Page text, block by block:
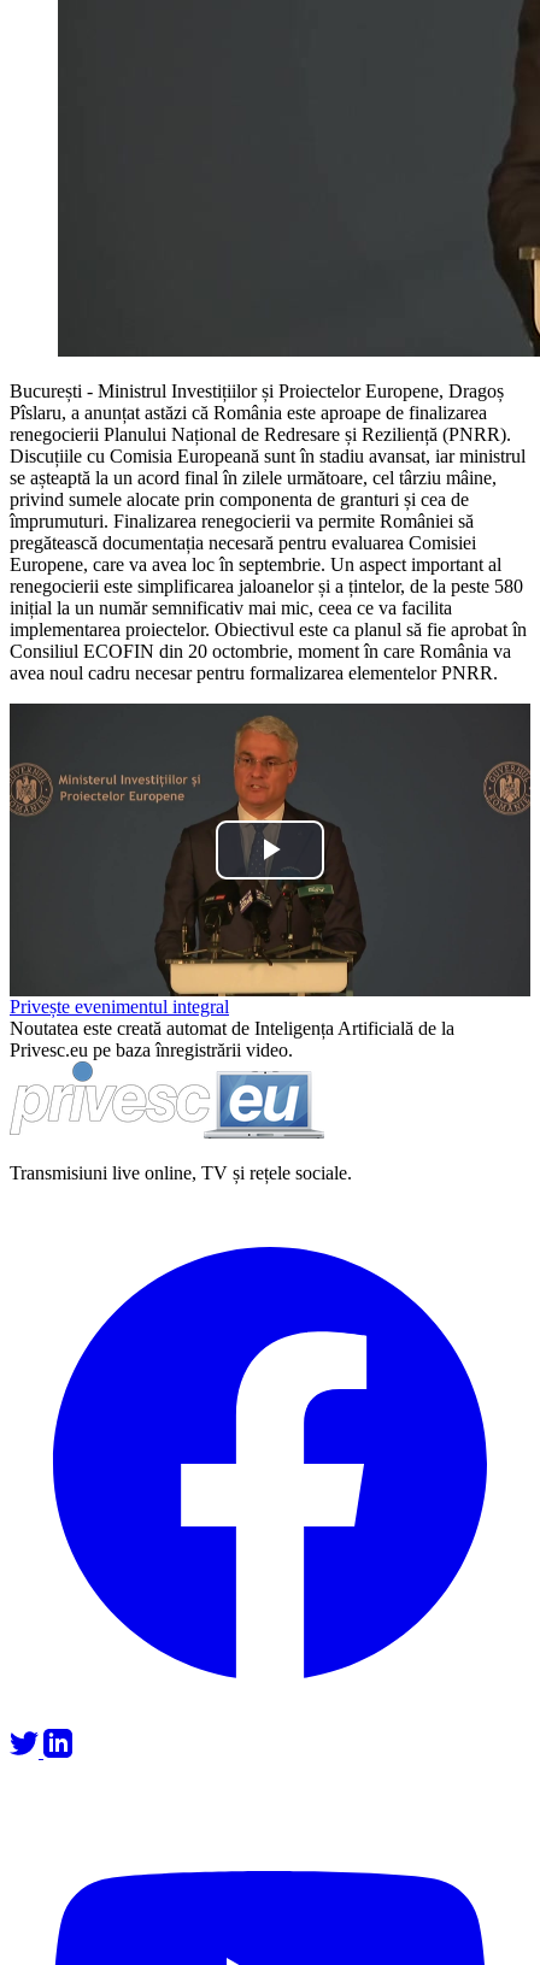
București - Ministrul Investițiilor și Proiectelor Europene, Dragoș
Pîslaru, a anunțat astăzi că România este aproape de finalizarea
renegocierii Planului Național de Redresare și Reziliență (PNRR).
Discuțiile cu Comisia Europeană sunt în stadiu avansat, iar ministrul
se așteaptă la un acord final în zilele următoare, cel târziu mâine,
privind sumele alocate prin componenta de granturi și cea de
împrumuturi. Finalizarea renegocierii va permite României să
pregătească documentația necesară pentru evaluarea Comisiei
Europene, care va avea loc în septembrie. Un aspect important al
renegocierii este simplificarea jaloanelor și a țintelor, de la peste 580
inițial la un număr semnificativ mai mic, ceea ce va facilita
implementarea proiectelor. Obiectivul este ca planul să fie aprobat în
Consiliul ECOFIN din 20 octombrie, moment în care România va
avea noul cadru necesar pentru formalizarea elementelor PNRR.
Play
Video
Privește evenimentul integral
Noutatea este creată automat de Inteligența Artificială de la
Privesc.eu pe baza înregistrării video.
Transmisiuni live online, TV și rețele sociale.